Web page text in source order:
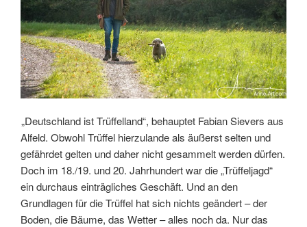
„Deutschland ist Trüffelland“, behauptet Fabian Sievers aus
Alfeld. Obwohl Trüffel hierzulande als äußerst selten und
gefährdet gelten und daher nicht gesammelt werden dürfen.
Doch im 18./19. und 20. Jahrhundert war die „Trüffeljagd“
ein durchaus einträgliches Geschäft. Und an den
Grundlagen für die Trüffel hat sich nichts geändert – der
Boden, die Bäume, das Wetter – alles noch da. Nur das